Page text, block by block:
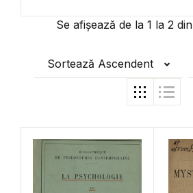
Se afișează de la 1 la 2din
Sortează Ascendent